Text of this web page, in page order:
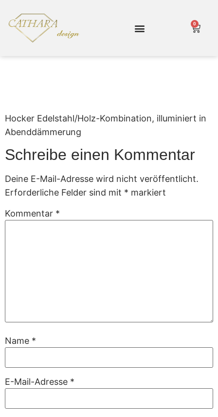
0
Hocker Edelstahl/Holz-Kombination, illuminiert in
Abenddämmerung
Schreibe einen Kommentar
Deine E-Mail-Adresse wird nicht veröffentlicht.
Erforderliche Felder sind mit * markiert
Kommentar *
Name *
E-Mail-Adresse *